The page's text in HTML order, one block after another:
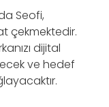
Seofi,
çekmektedir.
dijital
ve hedef